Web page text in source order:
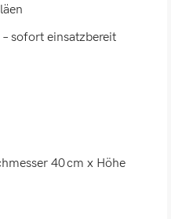
sofort einsatzbereit
40 cm x Höhe